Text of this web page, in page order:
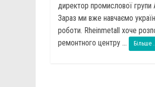
директор промислової групи
Зараз ми вже навчаємо
роботи. Rheinmetall хоче
ремонтного центру ...
Більше